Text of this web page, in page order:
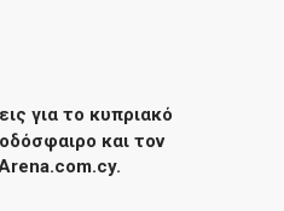
για το κυπριακό
και τον